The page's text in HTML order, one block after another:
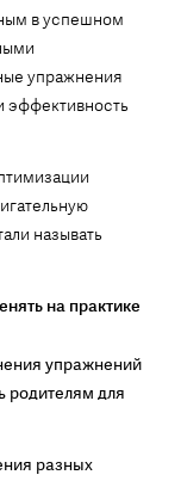
в успешном
упражнения
эффективность
называть
на практике
упражнений
родителям для
разных